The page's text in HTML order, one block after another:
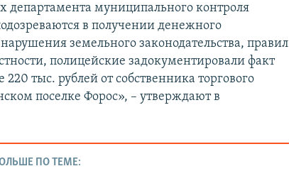
департамента муниципального контроля
в получении денежного
земельного законодательства, правил
полицейские задокументировали факт
тыс. рублей от собственника торгового
поселке Форос», – утверждают в
ПО ТЕМЕ: